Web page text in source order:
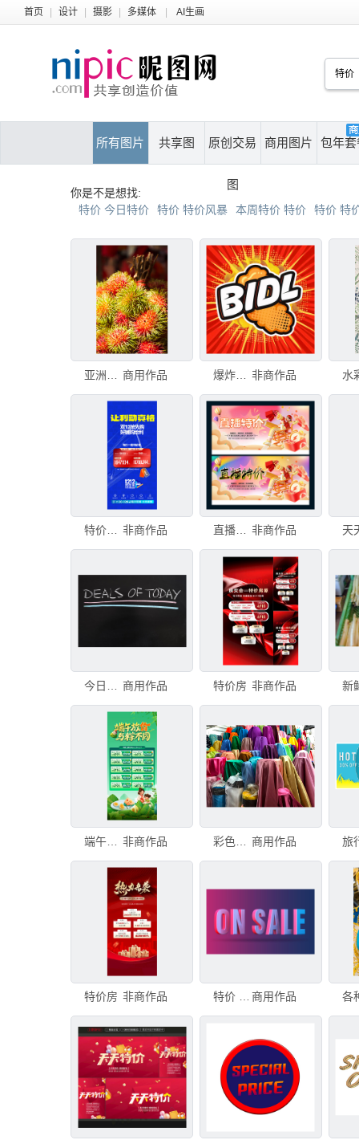
首页 设计 摄影 多媒体 AI生画
所有图片 共享图 原创交易
图
商用图片 包年套
你是不是想找:
特价 今日特价 特价 特价风暴 本周特价 特价 特价 特
商用作品 爆炸特价牌 非商作品
特价房 大字报 非商作品 直播特价 非商作品
商用作品 特价房 非商作品
非商作品 彩色织物纹理用于原始制作时尚连衣裙，彩色织物卷轴棉布特价，Phahurat，泰国曼谷 商用作品
特价房 非商作品 特价 3D 图标 色彩背景 商用作品